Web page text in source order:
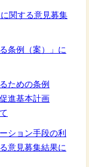
関する意見募集
条例（案）」に
ための条例
進基本計画
ション手段の利
意見募集結果に